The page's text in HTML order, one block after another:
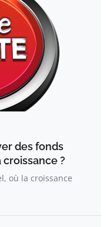
des fonds
?
où la croissance